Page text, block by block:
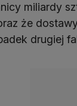
miliardy
że
drugiej